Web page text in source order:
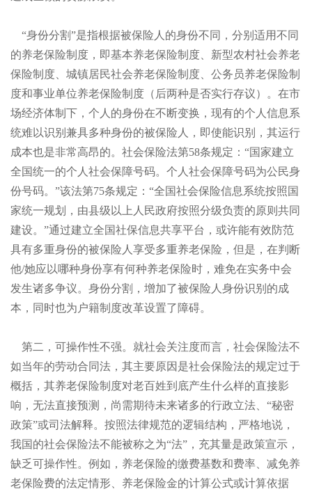
“身份分割”是指根据被保险人的身份不同，分别适用不同
的养老保险制度，即基本养老保险制度、新型农村社会养老
保险制度、城镇居民社会养老保险制度、公务员养老保险制
度和事业单位养老保险制度（后两种是否实行存议）。在市
场经济体制下，个人的身份在不断变换，现有的个人信息系
统难以识别兼具多种身份的被保险人，即使能识别，其运行
成本也是非常高昂的。社会保险法第58条规定：“国家建立
全国统一的个人社会保障号码。个人社会保障号码为公民身
份号码。”该法第75条规定：“全国社会保险信息系统按照国
家统一规划，由县级以上人民政府按照分级负责的原则共同
建设。”通过建立全国社保信息共享平台，或许能有效防范
具有多重身份的被保险人享受多重养老保险，但是，在判断
他/她应以哪种身份享有何种养老保险时，难免在实务中会
发生诸多争议。身份分割，增加了被保险人身份识别的成
本，同时也为户籍制度改革设置了障碍。
第二，可操作性不强。就社会关注度而言，社会保险法不
如当年的劳动合同法，其主要原因是社会保险法的规定过于
概括，其养老保险制度对老百姓到底产生什么样的直接影
响，无法直接预测，尚需期待未来诸多的行政立法、“秘密
政策”或司法解释。按照法律规范的逻辑结构，严格地说，
我国的社会保险法不能被称之为“法”，充其量是政策宣示，
缺乏可操作性。例如，养老保险的缴费基数和费率、减免养
老保险费的法定情形、养老保险金的计算公式或计算依据